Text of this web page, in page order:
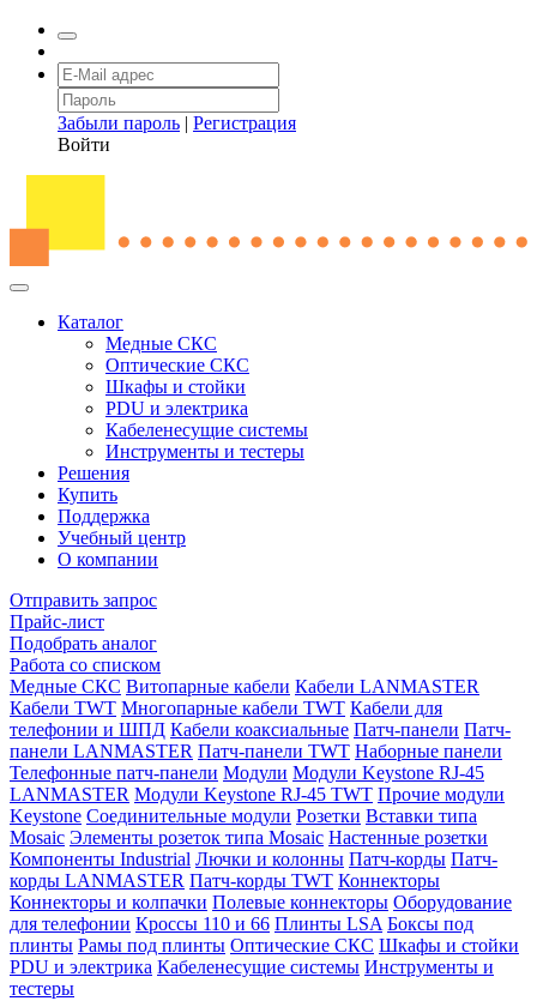
Забыли пароль | Регистрация
Войти
Каталог
Медные СКС
Оптические СКС
Шкафы и стойки
PDU и электрика
Кабеленесущие системы
Инструменты и тестеры
Решения
Купить
Поддержка
Учебный центр
О компании
Отправить запрос
Прайс-лист
Подобрать аналог
Работа со списком
Медные СКС Витопарные кабели Кабели LANMASTER
Кабели TWT Многопарные кабели TWT Кабели для
телефонии и ШПД Кабели коаксиальные Патч-панели Патч-
панели LANMASTER Патч-панели TWT Наборные панели
Телефонные патч-панели Модули Модули Keystone RJ-45
LANMASTER Модули Keystone RJ-45 TWT Прочие модули
Keystone Соединительные модули Розетки Вставки типа
Mosaic Элементы розеток типа Mosaic Настенные розетки
Компоненты Industrial Лючки и колонны Патч-корды Патч-
корды LANMASTER Патч-корды TWT Коннекторы
Коннекторы и колпачки Полевые коннекторы Оборудование
для телефонии Кроссы 110 и 66 Плинты LSA Боксы под
плинты Рамы под плинты Оптические СКС Шкафы и стойки
PDU и электрика Кабеленесущие системы Инструменты и
тестеры